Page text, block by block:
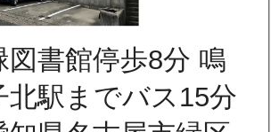
書館停歩8分 鳴
北駅までバス15分